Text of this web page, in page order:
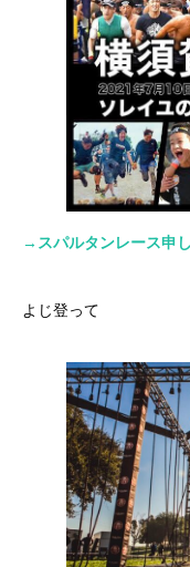
→スパルタンレース申
よじ登って